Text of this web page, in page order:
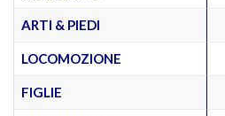
ARTI & PIEDI
LOCOMOZIONE
FIGLIE